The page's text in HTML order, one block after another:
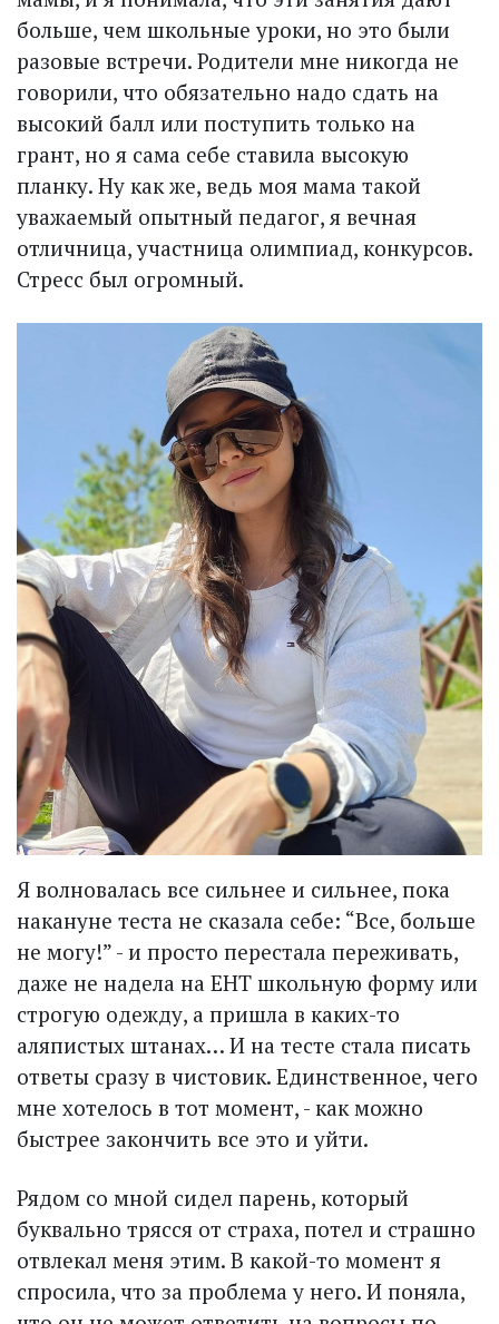
больше, чем школьные уроки, но это были
разовые встречи. Родители мне никогда не
говорили, что обязательно надо сдать на
высокий балл или поступить только на
грант, но я сама себе ставила высокую
планку. Ну как же, ведь моя мама такой
уважаемый опытный педагог, я вечная
отличница, участница олимпиад, конкурсов.
Стресс был огромный.
Я волновалась все сильнее и сильнее, пока
накануне теста не сказала себе: “Все, больше
не могу!” - и просто перестала переживать,
даже не надела на ЕНТ школьную форму или
строгую одежду, а пришла в каких-то
аляпистых штанах… И на тесте стала писать
ответы сразу в чистовик. Единственное, чего
мне хотелось в тот момент, - как можно
быстрее закончить все это и уйти.
Рядом со мной сидел парень, который
буквально трясся от страха, потел и страшно
отвлекал меня этим. В какой-то момент я
спросила, что за проблема у него. И поняла,